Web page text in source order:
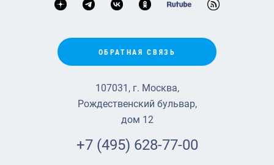
ОБРАТНАЯ СВЯЗЬ
107031, г. Москва,
Рождественский бульвар,
дом 12
+7 (495) 628-77-00